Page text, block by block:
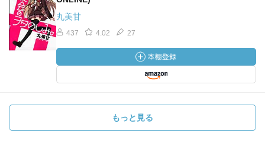
丸美甘
437 4.02 27
もっと見る